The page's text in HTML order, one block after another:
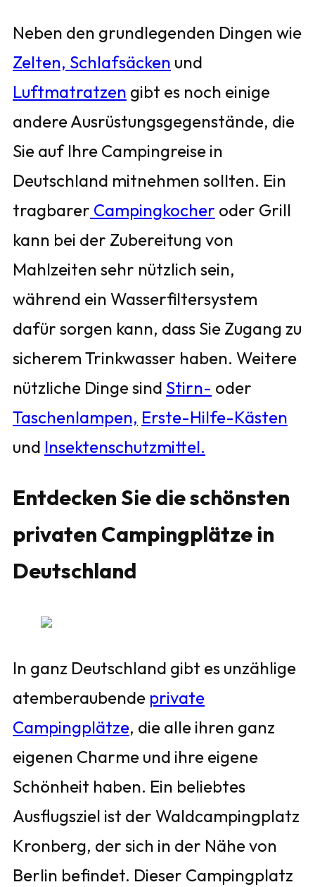
Neben den grundlegenden Dingen wie
Zelten, Schlafsäcken und
Luftmatratzen gibt es noch einige
andere Ausrüstungsgegenstände, die
Sie auf Ihre Campingreise in
Deutschland mitnehmen sollten. Ein
tragbarer Campingkocher oder Grill
kann bei der Zubereitung von
Mahlzeiten sehr nützlich sein,
während ein Wasserfiltersystem
dafür sorgen kann, dass Sie Zugang zu
sicherem Trinkwasser haben. Weitere
nützliche Dinge sind Stirn- oder
Taschenlampen, Erste-Hilfe-Kästen
und Insektenschutzmittel.
Entdecken Sie die schönsten
privaten Campingplätze in
Deutschland
In ganz Deutschland gibt es unzählige
atemberaubende private
Campingplätze, die alle ihren ganz
eigenen Charme und ihre eigene
Schönheit haben. Ein beliebtes
Ausflugsziel ist der Waldcampingplatz
Kronberg, der sich in der Nähe von
Berlin befindet. Dieser Campingplatz